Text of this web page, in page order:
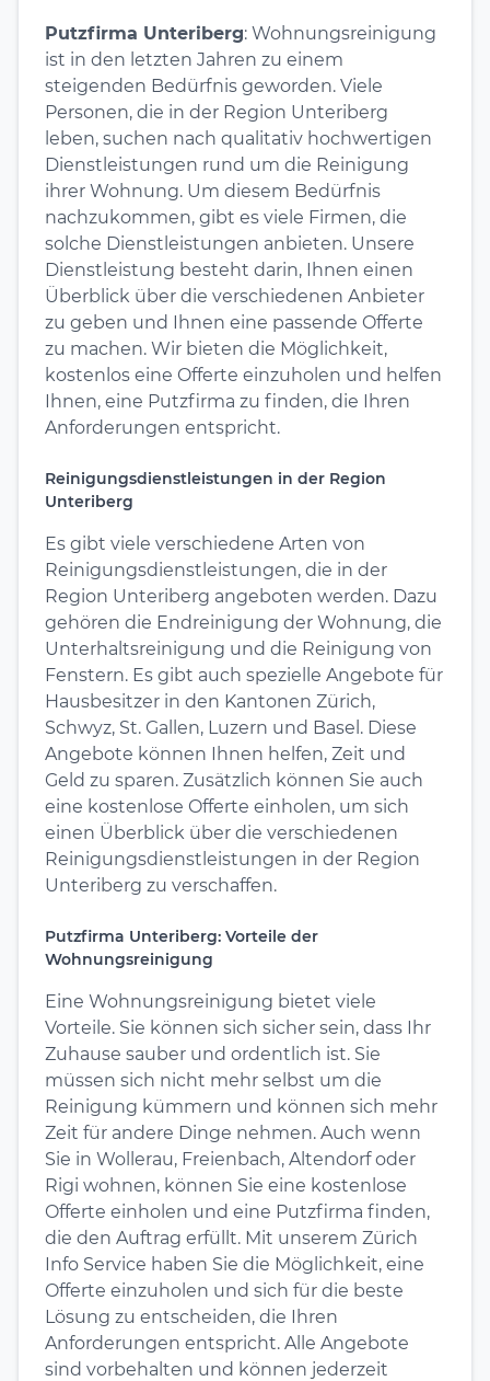
Putzfirma Unteriberg: Wohnungsreinigung
ist in den letzten Jahren zu einem
steigenden Bedürfnis geworden. Viele
Personen, die in der Region Unteriberg
leben, suchen nach qualitativ hochwertigen
Dienstleistungen rund um die Reinigung
ihrer Wohnung. Um diesem Bedürfnis
nachzukommen, gibt es viele Firmen, die
solche Dienstleistungen anbieten. Unsere
Dienstleistung besteht darin, Ihnen einen
Überblick über die verschiedenen Anbieter
zu geben und Ihnen eine passende Offerte
zu machen. Wir bieten die Möglichkeit,
kostenlos eine Offerte einzuholen und helfen
Ihnen, eine Putzfirma zu finden, die Ihren
Anforderungen entspricht.
Reinigungsdienstleistungen in der Region
Unteriberg
Es gibt viele verschiedene Arten von
Reinigungsdienstleistungen, die in der
Region Unteriberg angeboten werden. Dazu
gehören die Endreinigung der Wohnung, die
Unterhaltsreinigung und die Reinigung von
Fenstern. Es gibt auch spezielle Angebote für
Hausbesitzer in den Kantonen Zürich,
Schwyz, St. Gallen, Luzern und Basel. Diese
Angebote können Ihnen helfen, Zeit und
Geld zu sparen. Zusätzlich können Sie auch
eine kostenlose Offerte einholen, um sich
einen Überblick über die verschiedenen
Reinigungsdienstleistungen in der Region
Unteriberg zu verschaffen.
Putzfirma Unteriberg: Vorteile der
Wohnungsreinigung
Eine Wohnungsreinigung bietet viele
Vorteile. Sie können sich sicher sein, dass Ihr
Zuhause sauber und ordentlich ist. Sie
müssen sich nicht mehr selbst um die
Reinigung kümmern und können sich mehr
Zeit für andere Dinge nehmen. Auch wenn
Sie in Wollerau, Freienbach, Altendorf oder
Rigi wohnen, können Sie eine kostenlose
Offerte einholen und eine Putzfirma finden,
die den Auftrag erfüllt. Mit unserem Zürich
Info Service haben Sie die Möglichkeit, eine
Offerte einzuholen und sich für die beste
Lösung zu entscheiden, die Ihren
Anforderungen entspricht. Alle Angebote
sind vorbehalten und können jederzeit